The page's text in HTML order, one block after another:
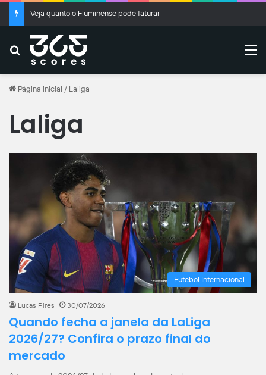
Buscar
Página inicial / Laliga
Laliga
Futebol Internacional
Lucas Pires 30/07/2026
Quando fecha a janela da LaLiga
2026/27? Confira o prazo final do
mercado